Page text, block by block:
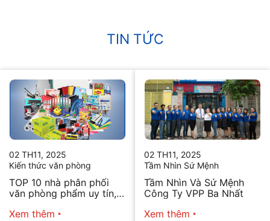
TIN TỨC
02 TH11, 2025
Kiến thức văn phòng
TOP 10 nhà phân phối
văn phòng phẩm uy tín,
Xem thêm
02 TH11, 2025
Tầm Nhìn Sứ Mệnh
Tầm Nhìn Và Sứ Mệnh
Công Ty VPP Ba Nhất
Xem thêm